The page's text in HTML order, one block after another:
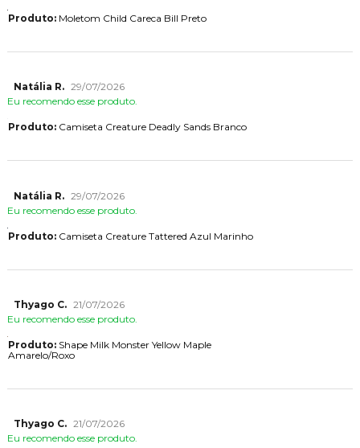
Produto:Moletom Child Careca Bill Preto
Natália R. 29/07/2026
Eu recomendo esse produto.
Produto:Camiseta Creature Deadly Sands Branco
Natália R. 29/07/2026
Eu recomendo esse produto.
Produto:Camiseta Creature Tattered Azul Marinho
Thyago C. 21/07/2026
Eu recomendo esse produto.
Produto:Shape Milk Monster Yellow Maple
Amarelo/Roxo
Thyago C. 21/07/2026
Eu recomendo esse produto.